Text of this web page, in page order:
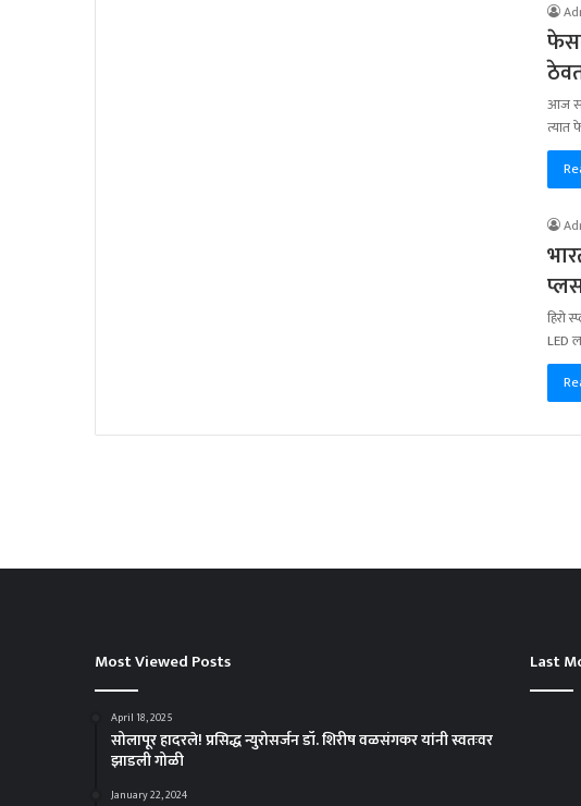
आज
त्यात
हिरो
LED
Most Viewed Posts
April 18, 2025
सोलापूर हादरले! प्रसिद्ध न्युरोसर्जन डॉ. शिरीष वळसंगकर यांनी स्वतःवर
झाडली गोळी
January 22, 2024
Last